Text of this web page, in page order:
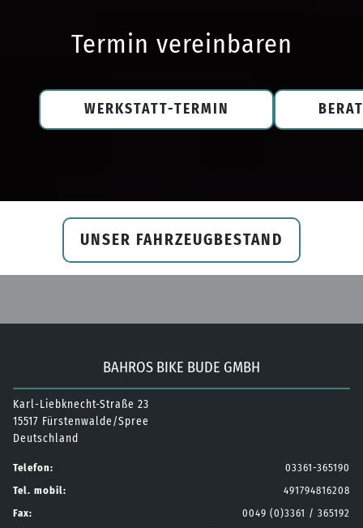
Termin vereinbaren
WERKSTATT-TERMIN
UNSER FAHRZEUGBESTAND
BAHROS BIKE BUDE GMBH
Karl-Liebknecht-Straße 23
15517 Fürstenwalde/Spree
Deutschland
Telefon:
03361-365190
Tel. mobil:
491794816208
Fax:
0049 (0)3361 / 365192